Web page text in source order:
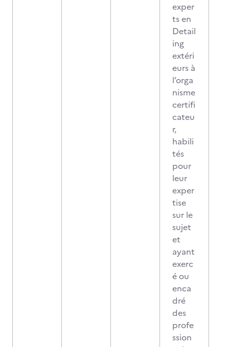
exper
ts en
Detail
ing
extéri
eurs à
l’orga
nisme
certifi
cateu
r,
habili
tés
pour
leur
exper
tise
sur le
sujet
et
ayant
exerc
é ou
enca
dré
des
profe
ssion